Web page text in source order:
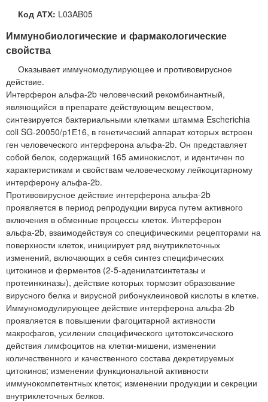
Код АТХ: L03AB05
Иммунобиологические и фармакологические
свойства
Оказывает иммуномодулирующее и противовирусное
действие.
Интерферон альфа-2b человеческий рекомбинантный,
являющийся в препарате действующим веществом,
синтезируется бактериальными клетками штамма Escherichia
coli SG-20050/р1Е16, в генетический аппарат которых встроен
ген человеческого интерферона альфа-2b. Он представляет
собой белок, содержащий 165 аминокислот, и идентичен по
характеристикам и свойствам человеческому лейкоцитарному
интерферону альфа-2b.
Противовирусное действие интерферона альфа-2b
проявляется в период репродукции вируса путем активного
включения в обменные процессы клеток. Интерферон
альфа-2b, взаимодействуя со специфическими рецепторами на
поверхности клеток, инициирует ряд внутриклеточных
изменений, включающих в себя синтез специфических
цитокинов и ферментов (2-5-аденилатсинтетазы и
протеинкиназы), действие которых тормозит образование
вирусного белка и вирусной рибонуклеиновой кислоты в клетке.
Иммуномодулирующее действие интерферона альфа-2b
проявляется в повышении фагоцитарной активности
макрофагов, усилении специфического цитотоксического
действия лимфоцитов на клетки-мишени, изменении
количественного и качественного состава декретируемых
цитокинов; изменении функциональной активности
иммунокомпетентных клеток; изменении продукции и секреции
внутриклеточных белков.